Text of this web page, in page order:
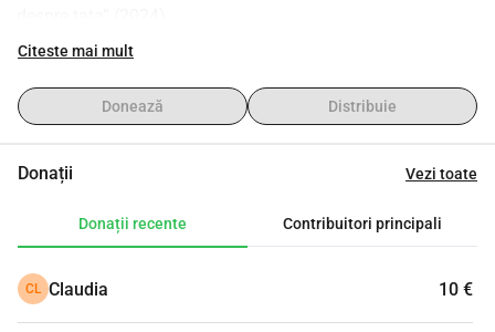
Textele lor au emoționat juriul și au demonstrat că limba
Anul acesta, la ediția a III-a, festivalul „LITERE Românești”
oferă 36 de premii pentru creativitate în 4 categorii de
Vrem ca fiecare copil premiat să primească recunoașterea
💛 Donează de la 5 € și ajută-ne să oferim premiile copiilor
Orice contribuție contează și devine parte din povestea
unui vis împlinit: educația prin cuvânt și cultură.
Citeste mai mult
Donează Distribuie
Donații Vezi toate
Donații recente Contribuitori principali
CL Claudia 10 €